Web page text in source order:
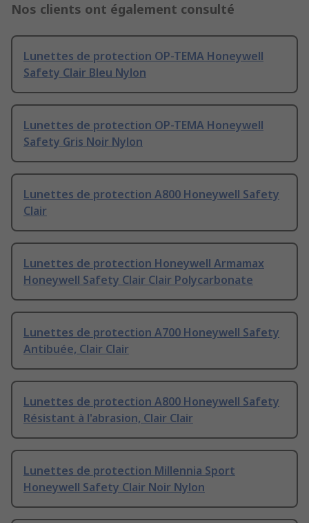
Nos clients ont également consulté
Lunettes de protection OP-TEMA Honeywell
Safety Clair Bleu Nylon
Lunettes de protection OP-TEMA Honeywell
Safety Gris Noir Nylon
Lunettes de protection A800 Honeywell Safety
Clair
Lunettes de protection Honeywell Armamax
Honeywell Safety Clair Clair Polycarbonate
Lunettes de protection A700 Honeywell Safety
Antibuée, Clair Clair
Lunettes de protection A800 Honeywell Safety
Résistant à l'abrasion, Clair Clair
Lunettes de protection Millennia Sport
Honeywell Safety Clair Noir Nylon